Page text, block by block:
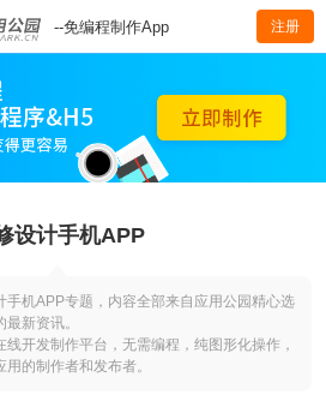
--免编程制作App 注册
设计手机APP
手机APP专题，内容全部来自应用公园精心选
新资讯。
开发制作平台，无需编程，纯图形化操作，
的制作者和发布者。